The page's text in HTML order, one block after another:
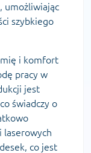
umożliwiając
szybkiego
i komfort
pracy w
jest
świadczy o
laserowych
co jest